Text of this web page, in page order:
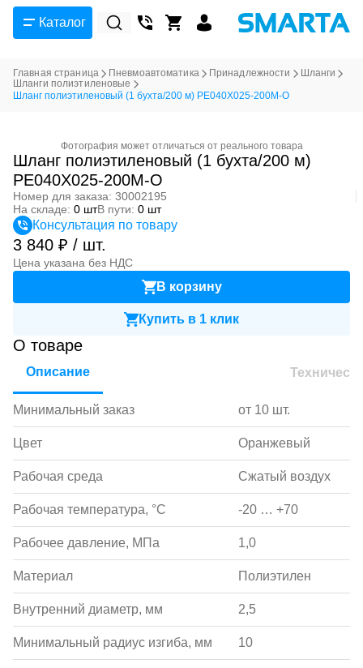
Каталог
Главная страница Пневмоавтоматика Принадлежности
Шланги
Шланги полиэтиленовые
Шланг полиэтиленовый (1 бухта/200 м) PE040X025-200M-O
Фотография может отличаться от реального товара
Шланг полиэтиленовый (1 бухта/200 м)
PE040X025-200M-O
Номер для заказа: 30002195
На складе: 0 штВ пути: 0 шт
Консультация по товару
3 840 ₽ / шт.
Цена указана без НДС
В корзину
Купить в 1 клик
О товаре
Описание
Минимальный заказ от 10 шт.
Цвет Оранжевый
Рабочая среда Сжатый воздух
Рабочая температура, °С -20 … +70
Рабочее давление, МПа 1,0
Материал Полиэтилен
Внутренний диаметр, мм 2,5
Минимальный радиус изгиба, мм 10